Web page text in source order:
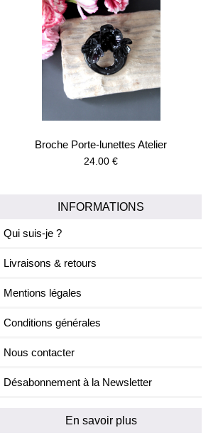
Broche Porte-lunettes Atelier
24.00 €
INFORMATIONS
Qui suis-je ?
Livraisons & retours
Mentions légales
Conditions générales
Nous contacter
Désabonnement à la Newsletter
En savoir plus